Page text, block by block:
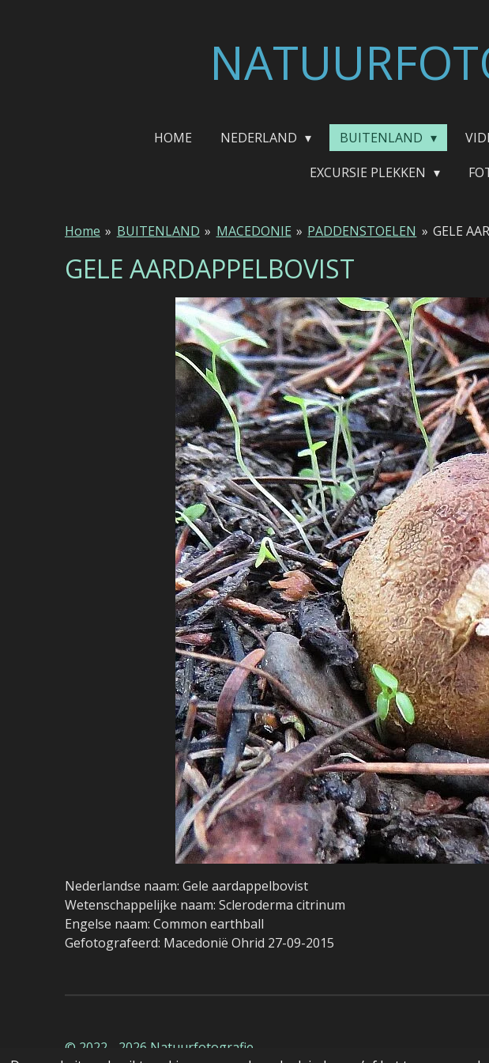
HOME NEDERLAND BUITENLAND
EXCURSIE PLEKKEN
Home » BUITENLAND » MACEDONIE » PADDENSTOELEN » GELE
GELE AARDAPPELBOVIST
Nederlandse naam: Gele aardappelbovist
Wetenschappelijke naam: Scleroderma citrinum
Engelse naam: Common earthball
Gefotografeerd: Macedonië Ohrid 27-09-2015
© 2022 - 2026 Natuurfotografie